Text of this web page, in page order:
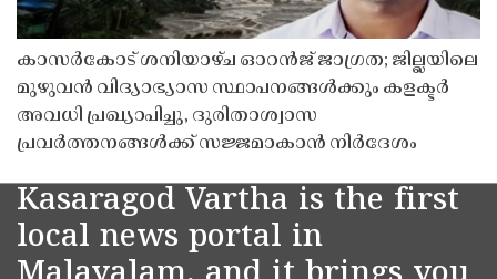
കാസർകോട് ശനിയാഴ്ച ഓറൻജ് ജാഗ്രത; ജില്ലയിലെ
മുഴുവൻ വിദ്യാഭ്യാസ സ്ഥാപനങ്ങൾക്കും കളക്ടർ
അവധി പ്രഖ്യാപിച്ചു, ദുരിതാശ്വാസ
പ്രവർത്തനങ്ങൾക്ക് സജ്ജമാകാൻ നിർദേശം
Kasaragod Vartha is the first
local news portal in